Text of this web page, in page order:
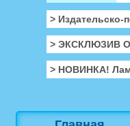
> Издательско-
> ЭКСКЛЮЗИВ
> НОВИНКА!